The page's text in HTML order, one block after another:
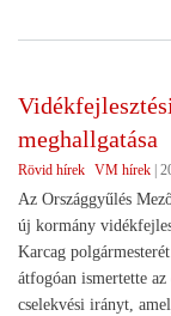
meghallgatása
Rövid hírek VM hírek
Az Országgyűlés
új kormány
Karcag
átfogóan ismertette
cselekvési irányt,